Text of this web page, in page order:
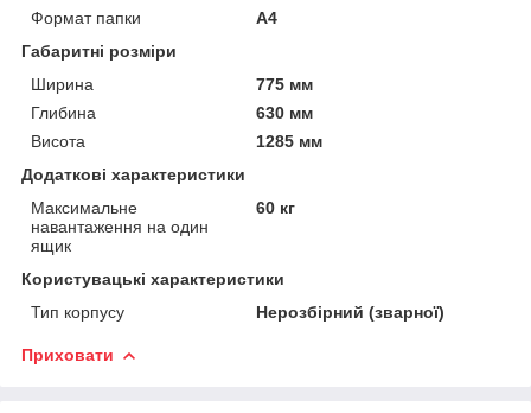
Формат папки
А4
Габаритні розміри
Ширина
775 мм
Глибина
630 мм
Висота
1285 мм
Додаткові характеристики
Максимальне
навантаження на один
ящик
60 кг
Користувацькi характеристики
Тип корпусу
Нерозбірний (зварної)
Приховати